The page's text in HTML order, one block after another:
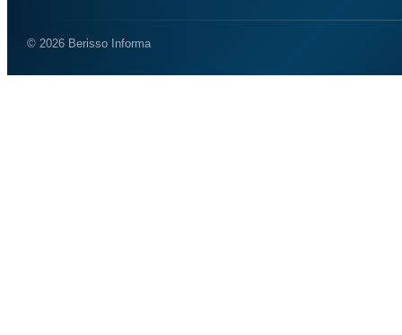
© 2026 Berisso Informa